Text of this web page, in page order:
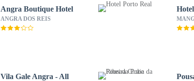
Angra Boutique Hotel
ANGRA DOS REIS
Vila Gale Angra - All